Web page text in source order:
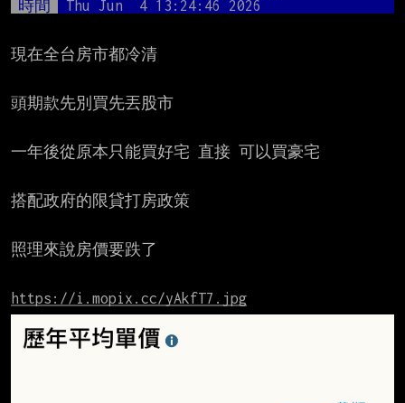
時間
Thu Jun  4 13:24:46 2026
現在全台房市都冷清
頭期款先別買先丟股市
一年後從原本只能買好宅 直接 可以買豪宅
搭配政府的限貸打房政策
照理來說房價要跌了
https://i.mopix.cc/yAkfT7.jpg